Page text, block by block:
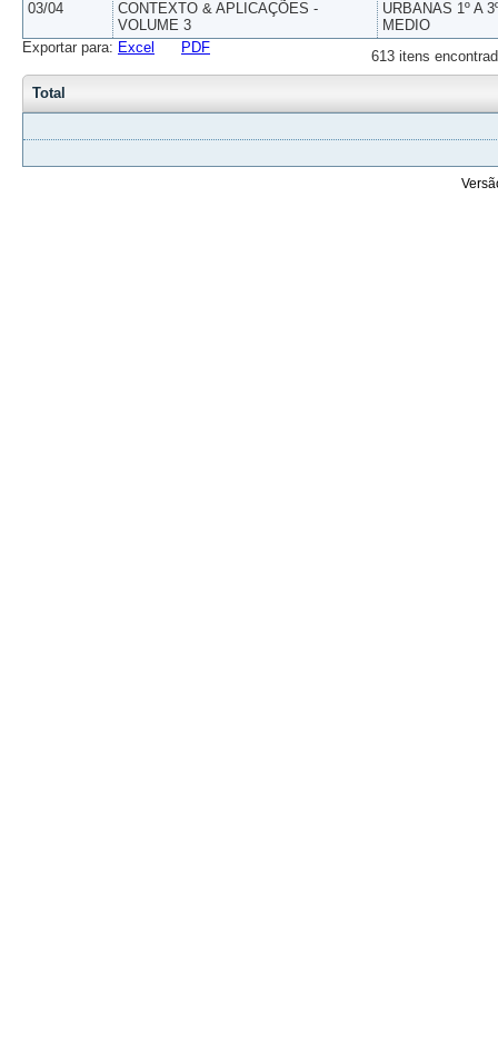
03/04
CONTEXTO & APLICAÇÕES -
VOLUME 3
URBANAS 1º A
MEDIO
613 itens
Exportar para: Excel PDF
Total